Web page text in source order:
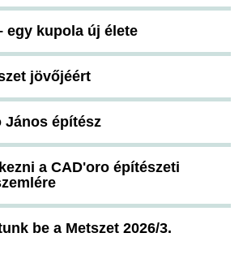
egy kupola új élete
jövőjéért
János építész
a CAD'oro építészeti
be a Metszet 2026/3.